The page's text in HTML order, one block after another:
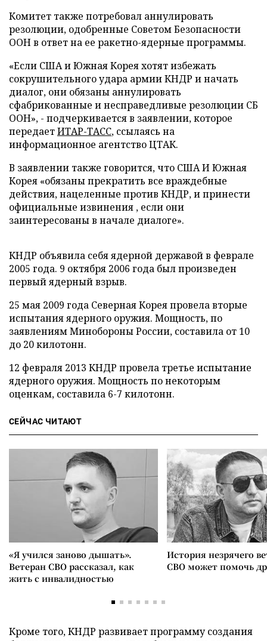
Комитет также потребовал аннулировать
резолюции, одобренные Советом Безопасности
ООН в ответ на ее ракетно-ядерные программы.
«Если США и Южная Корея хотят избежать
сокрушительного удара армии КНДР и начать
диалог, они обязаны аннулировать
сфабрикованные и несправедливые резолюции СБ
ООН», - подчеркивается в заявлении, которое
передаетИТАР-ТАСС, ссылаясь на
информационное агентство ЦТАК.
В заявлении также говорится, что США И Южная
Корея «обязаны прекратить все враждебные
действия, нацеленные против КНДР, и принести
официальные извинения , если они
заинтересованы в начале диалоге».
КНДР объявила себя ядерной державой в феврале
2005 года. 9 октября 2006 года был произведен
первый ядерный взрыв.
25 мая 2009 года Северная Корея провела вторые
испытания ядерного оружия. Мощность, по
заявлениям Минобороны России, составила от 10
до 20 килотонн.
12 февраля 2013 КНДР провела третье испытание
ядерного оружия. Мощность по некоторым
оценкам, составила 6-7 килотонн.
СЕЙЧАС ЧИТАЮТ
«Я учился заново дышать».
Ветеран СВО рассказал, как
жить с инвалидностью
История незрячего
СВО может помочь
Кроме того, КНДР развивает программу создания